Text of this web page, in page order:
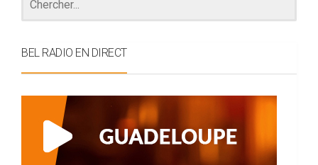
BEL RADIO EN DIRECT